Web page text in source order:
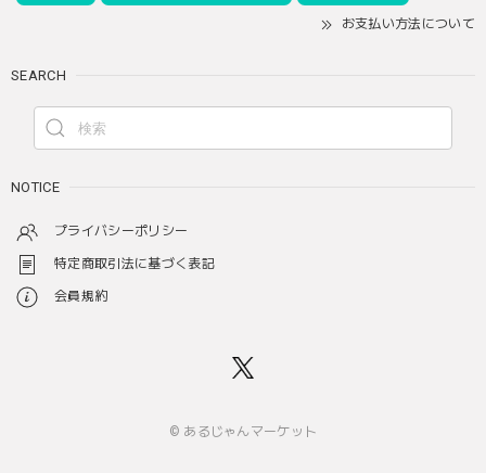
お支払い方法について
SEARCH
NOTICE
プライバシーポリシー
特定商取引法に基づく表記
会員規約
© あるじゃんマーケット